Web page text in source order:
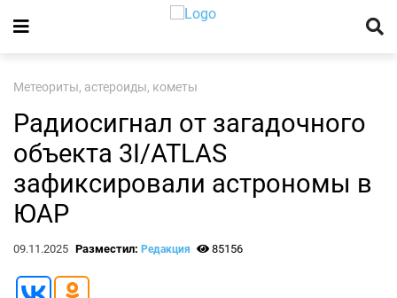
Метеориты, астероиды, кометы
Радиосигнал от загадочного
объекта 3I/ATLAS
зафиксировали астрономы в
ЮАР
09.11.2025 Разместил: Редакция 85156